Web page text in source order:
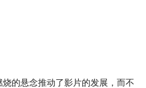
烧的悬念推动了影片的发展，而不